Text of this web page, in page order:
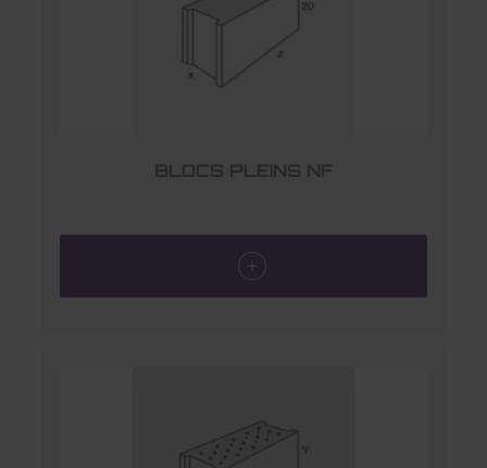
BLOCS PLEINS NF